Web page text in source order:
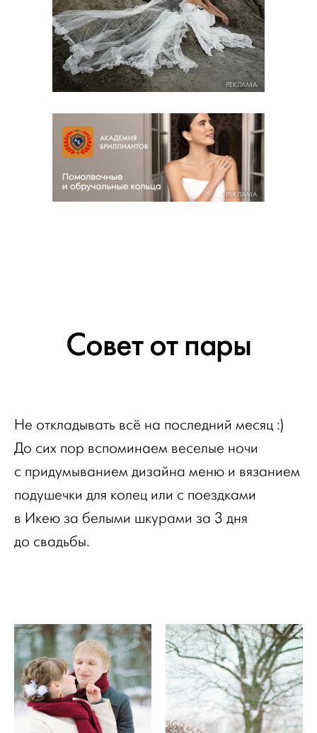
РЕКЛАМА
РЕКЛАМА
Совет от пары
Не откладывать всё на последний месяц :)
До сих пор вспоминаем веселые ночи
с придумыванием дизайна меню и вязанием
подушечки для колец или с поездками
в Икею за белыми шкурами за 3 дня
до свадьбы.